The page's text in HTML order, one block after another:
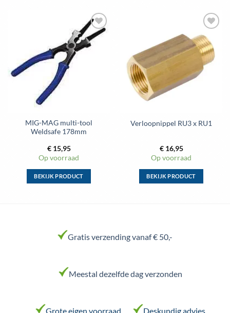
Toevoegen
aan
wenslijst
MIG-MAG multi-tool
Weldsafe 178mm
€15,95
Op voorraad
BEKIJK PRODUCT
variaties.
Deze
gekozen
de
Toevoegen
aan
wenslijst
Verloopnippel RU3 x RU1
€16,95
Op voorraad
BEKIJK PRODUCT
gekozen
de
Gratis verzending vanaf € 50,-
Meestal dezelfde dag verzonden
Grote eigen voorraad Deskundig advies